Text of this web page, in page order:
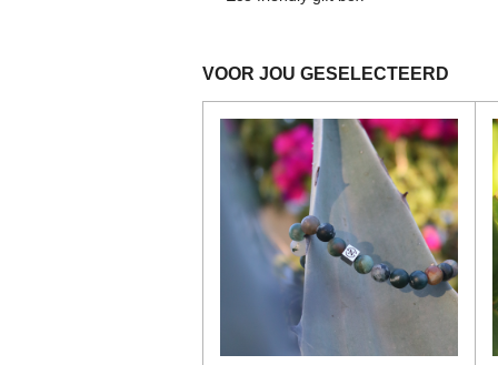
VOOR JOU GESELECTEERD